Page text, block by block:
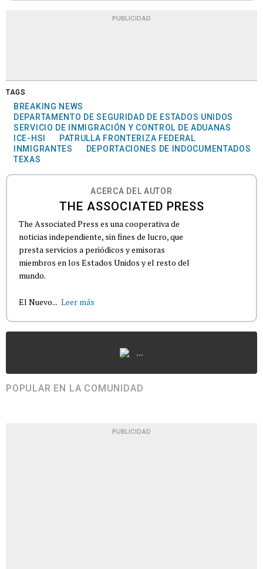
PUBLICIDAD
TAGS
BREAKING NEWS
DEPARTAMENTO DE SEGURIDAD DE ESTADOS UNIDOS
SERVICIO DE INMIGRACIÓN Y CONTROL DE ADUANAS
ICE-HSI
PATRULLA FRONTERIZA FEDERAL
INMIGRANTES
DEPORTACIONES DE INDOCUMENTADOS
TEXAS
ACERCA DEL AUTOR
THE ASSOCIATED PRESS
The Associated Press es una cooperativa de
noticias independiente, sin fines de lucro, que
presta servicios a periódicos y emisoras
miembros en los Estados Unidos y el resto del
mundo.
El Nuevo... Leer más
...
POPULAR EN LA COMUNIDAD
PUBLICIDAD